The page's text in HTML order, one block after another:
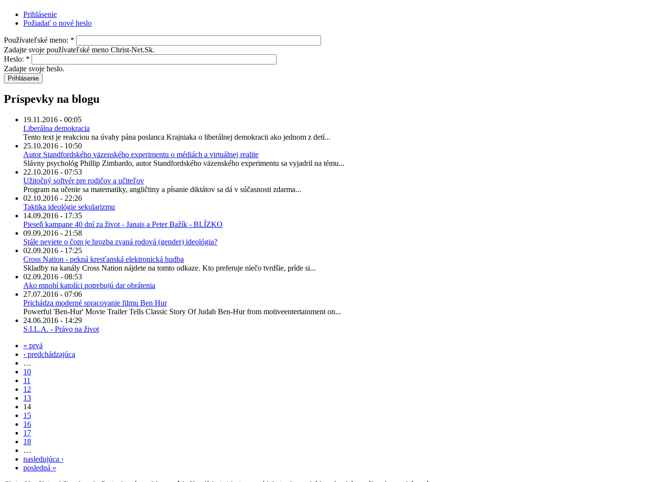
Prihlásenie
Požiadať o nové heslo
Používateľské meno: *
Zadajte svoje používateľské meno Christ-Net.Sk.
Heslo: *
Zadajte svoje heslo.
Príspevky na blogu
19.11.2016 - 00:05
Liberálna demokracia
Tento text je reakciou na úvahy pána poslanca Krajniaka o liberálnej demokracii ako jednom z detí...
25.10.2016 - 10:50
Autor Standfordského väzenského experimentu o médiách a virtuálnej realite
Slávny psychológ Phillip Zimbardo, autor Standfordského väzenského experimentu sa vyjadril na tému...
22.10.2016 - 07:53
Užitočný softvér pre rodičov a učiteľov
Program na učenie sa matematiky, angličtiny a písanie diktátov sa dá v súčasnosti zdarma...
02.10.2016 - 22:26
Taktika ideológie sekularizmu
14.09.2016 - 17:35
Pieseň kampane 40 dní za život - Janais a Peter Bažík - BLÍZKO
09.09.2016 - 21:58
Stále neviete o čom je hrozba zvaná rodová (gender) ideológia?
02.09.2016 - 17:25
Cross Nation - pekná kresťanská elektronická hudba
Skladby na kanály Cross Nation nájdete na tomto odkaze. Kto preferuje niečo tvrdšie, príde si...
02.09.2016 - 08:53
Ako mnohí katolíci potrebujú dar obrátenia
27.07.2016 - 07:06
Prichádza moderné spracovanie filmu Ben Hur
Powerful 'Ben-Hur' Movie Trailer Tells Classic Story Of Judah Ben-Hur from motiveentertainment on...
24.06.2016 - 14:29
S.I.L.A. - Právo na život
« prvá
‹ predchádzajúca
…
10
11
12
13
14
15
16
17
18
…
nasledujúca ›
posledná »